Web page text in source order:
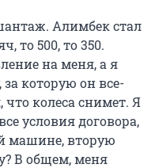
Алимбек стал
то 500, то 350.
на меня, а я
которую он все-
что колеса снимет. Я
условия договора,
машине, вторую
В общем, меня